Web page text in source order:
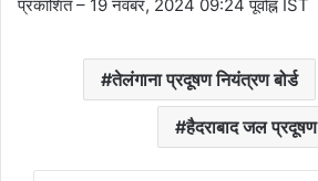
प्रकाशित– 19 नवंबर, 2024 09:24 पूर्वाह्न IST
तेलंगाना प्रदूषण नियंत्रण बोर्ड
हैदराबाद जल प्रदूषण